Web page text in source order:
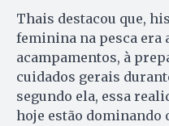
Thais destacou que,
feminina na pesca era
acampamentos, à
cuidados gerais
segundo ela, essa
hoje estão dominando